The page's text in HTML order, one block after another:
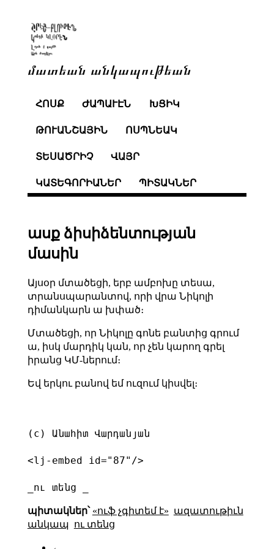
մատեան անկապութեան
ՀՈՍՔ ԺԱՊԱՒԷՆ ԽՑԻԿ
ԹՈՒԱՆՇԱՅԻՆ ՈՍՊՆԵԱԿ
ՏԵՍԱԾՐԻՉ ՎԱՅՐ
ԿԱՏԵԳՈՐԻԱՆԵՐ ՊԻՏԱԿՆԵՐ
ասք ձիսիձենտության
մասին
Այսօր մտածեցի, երբ ամբոխը տեսա,
տրանսպարանտով, որի վրա Նիկոլի
դիմանկարն ա խփած։
Մտածեցի, որ Նիկոլը գոնե բանտից գրում
ա, իսկ մարդիկ կան, որ չեն կարող գրել
իրանց ԿՄ-ներում։
Եվ երկու բանով եմ ուզում կիսվել։
(c) Անահիտ Վարդանյան
<lj-embed id="87"/>
_ու տենց _
պիտակներ՝ «ուֆ չգիտեմ է» ազատութիւն
անկապ ու տենց